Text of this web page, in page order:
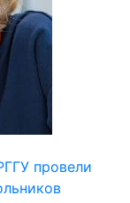
провели